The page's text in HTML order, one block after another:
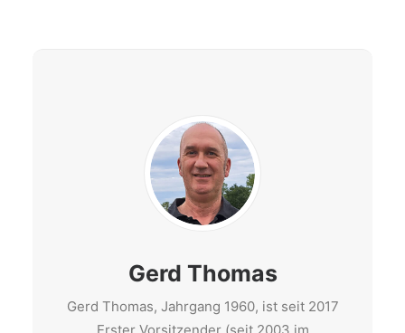
Gerd Thomas
Gerd Thomas, Jahrgang 1960, ist seit 2017